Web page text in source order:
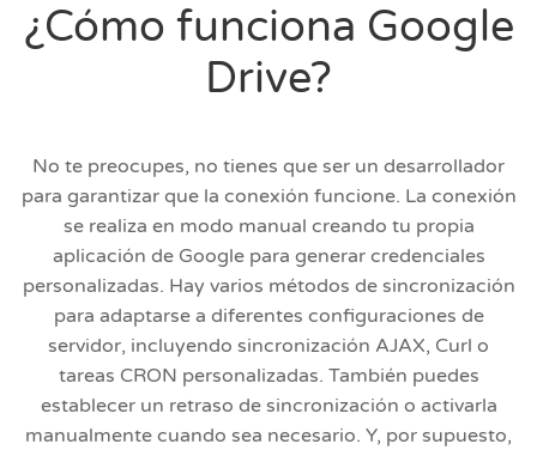
¿Cómo funciona Google
Drive?
No te preocupes, no tienes que ser un desarrollador
para garantizar que la conexión funcione. La conexión
se realiza en modo manual creando tu propia
aplicación de Google para generar credenciales
personalizadas. Hay varios métodos de sincronización
para adaptarse a diferentes configuraciones de
servidor, incluyendo sincronización AJAX, Curl o
tareas CRON personalizadas. También puedes
establecer un retraso de sincronización o activarla
manualmente cuando sea necesario. Y, por supuesto,